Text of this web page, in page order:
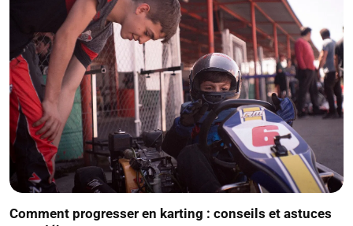
Comment progresser en karting : conseils et astuces